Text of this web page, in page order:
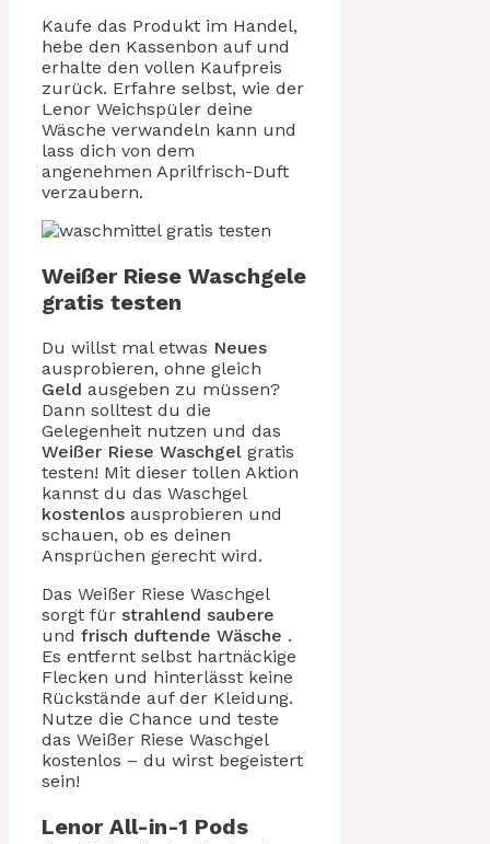
Kaufe das Produkt im Handel,
hebe den Kassenbon auf und
erhalte den vollen Kaufpreis
zurück. Erfahre selbst, wie der
Lenor Weichspüler deine
Wäsche verwandeln kann und
lass dich von dem
angenehmen Aprilfrisch-Duft
verzaubern.
Weißer Riese Waschgele
gratis testen
Du willst mal etwas Neues
ausprobieren, ohne gleich
Geld ausgeben zu müssen?
Dann solltest du die
Gelegenheit nutzen und das
Weißer Riese Waschgel gratis
testen! Mit dieser tollen Aktion
kannst du das Waschgel
kostenlos ausprobieren und
schauen, ob es deinen
Ansprüchen gerecht wird.
Das Weißer Riese Waschgel
sorgt für strahlend saubere
und frisch duftende Wäsche .
Es entfernt selbst hartnäckige
Flecken und hinterlässt keine
Rückstände auf der Kleidung.
Nutze die Chance und teste
das Weißer Riese Waschgel
kostenlos – du wirst begeistert
sein!
Lenor All-in-1 Pods